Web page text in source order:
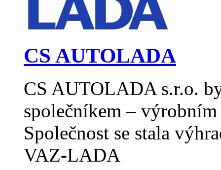
CS AUTOLADA
CS AUTOLADA s.r.o.
společníkem –
Společnost se stala
VAZ-LADA